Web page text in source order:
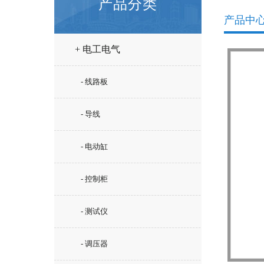
产品分类
+ 电工电气
- 线路板
- 导线
- 电动缸
- 控制柜
- 测试仪
- 调压器
产品中